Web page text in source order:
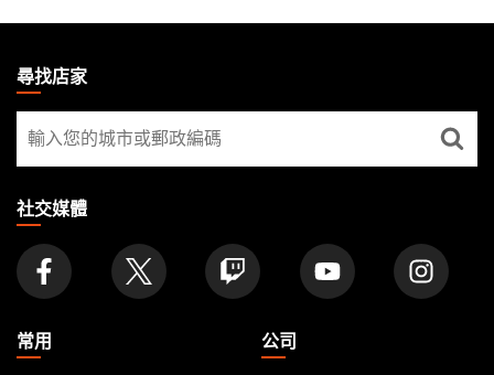
THE
GATHERING
FOOTER
尋找店家
尋
找
家
社交媒體
常用
公司